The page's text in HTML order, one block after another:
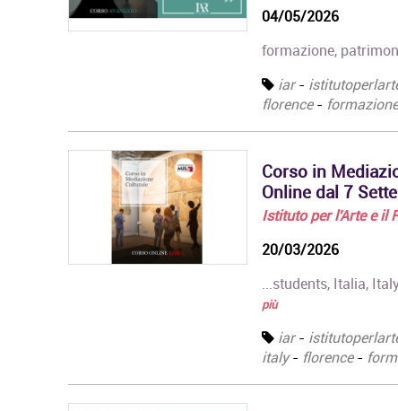
04/05/2026
formazione,
iar-
florence- formazione
Corso in
Online dal 7
Istituto per l'Arte e il
20/03/2026
...students, Italia,
più
iar-
italy- florence-
Master in Gestione e
Attività Museali
Il Master in Gestione e
Innovazione delle
Attività Museali rilascia
un Diploma in…